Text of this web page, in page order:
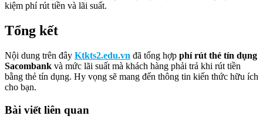
kiệm phí rút tiền và lãi suất.
Tổng kết
Nội dung trên đây Ktkts2.edu.vn đã tổng hợp phí rút thẻ tín dụng
Sacombank và mức lãi suất mà khách hàng phải trả khi rút tiền
bằng thẻ tín dụng. Hy vọng sẽ mang đến thông tin kiến thức hữu ích
cho bạn.
Bài viết liên quan